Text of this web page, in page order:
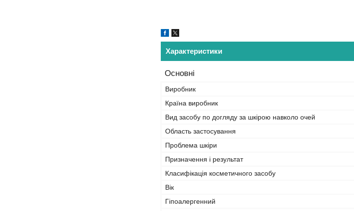
Характеристики
Основні
Виробник
Країна виробник
Вид засобу по догляду за шкірою навколо очей
Область застосування
Проблема шкіри
Призначення і результат
Класифікація косметичного засобу
Вік
Гіпоалергенний